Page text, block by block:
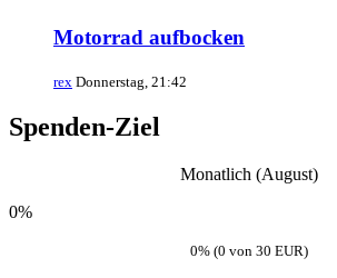
Motorrad aufbocken
rex Donnerstag, 21:42
Spenden-Ziel
Monatlich (August)
0%
0% (0 von 30 EUR)